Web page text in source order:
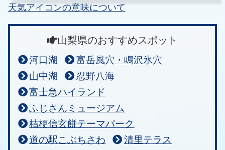
天気アイコンの意味について
山梨県のおすすめスポット
河口湖
富岳風穴・鳴沢氷穴
山中湖
忍野八海
富士急ハイランド
ふじさんミュージアム
桔梗信玄餅テーマパーク
道の駅こぶちさわ
清里テラス